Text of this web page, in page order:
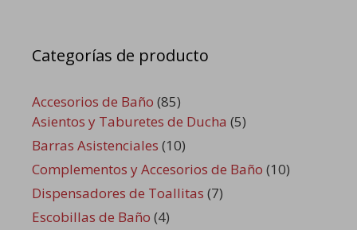
Categorías de producto
Accesorios de Baño (85)
Asientos y Taburetes de Ducha (5)
Barras Asistenciales (10)
Complementos y Accesorios de Baño (10)
Dispensadores de Toallitas (7)
Escobillas de Baño (4)